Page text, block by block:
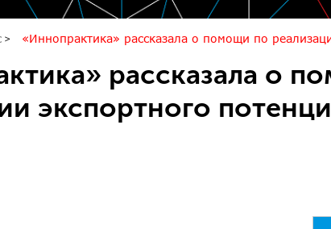
«Иннопрактика» рассказала о помощи по
рассказала о
экспортного